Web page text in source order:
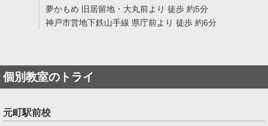
夢かもめ 旧居留地・大丸前より 徒歩 約5分
神戸市営地下鉄山手線 県庁前より 徒歩 約6分
個別教室のトライ
元町駅前校